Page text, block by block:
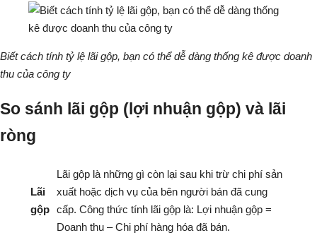
Biết cách tính tỷ lệ lãi gộp, bạn có thể dễ dàng thống kê được doanh
thu của công ty
So sánh lãi gộp (lợi nhuận gộp) và lãi
ròng
Lãi
gộp
Lãi gộp là những gì còn lại sau khi trừ chi phí sản
xuất hoặc dịch vụ của bên người bán đã cung
cấp. Công thức tính lãi gộp là: Lợi nhuận gộp =
Doanh thu – Chi phí hàng hóa đã bán.